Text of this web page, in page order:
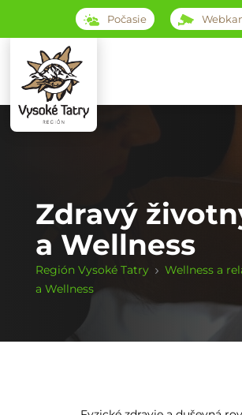
Počasie
Zdravý
a Wellness
Región Vysoké Tatry Wellness a
a Wellness